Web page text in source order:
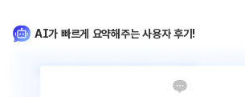
AI가 빠르게 요약해주는 사용자 후기!